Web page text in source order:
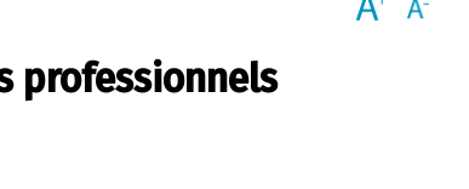
professionnels